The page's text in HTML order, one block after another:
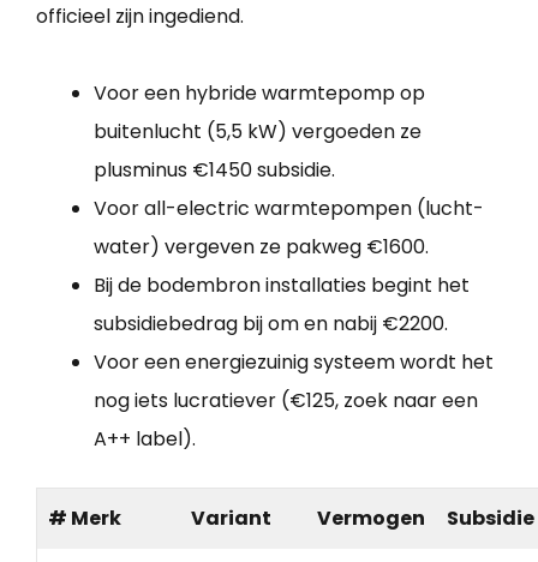
officieel zijn ingediend.
Voor een hybride warmtepomp op
buitenlucht (5,5 kW) vergoeden ze
plusminus €1450 subsidie.
Voor all-electric warmtepompen (lucht-
water) vergeven ze pakweg €1600.
Bij de bodembron installaties begint het
subsidiebedrag bij om en nabij €2200.
Voor een energiezuinig systeem wordt het
nog iets lucratiever (€125, zoek naar een
A++ label).
# Merk Variant Vermogen Subsidie